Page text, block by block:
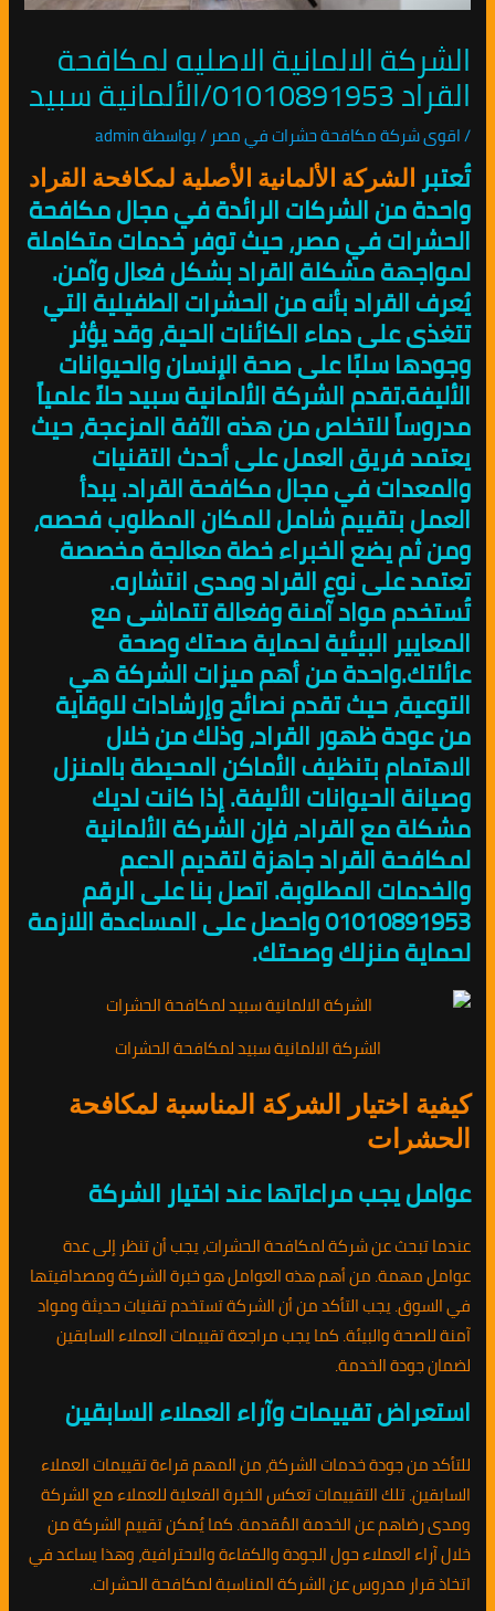
الشركة الالمانية الاصليه لمكافحة
القراد 01010891953/الألمانية سبيد
/اقوى شركة مكافحة حشرات في مصر / بواسطةadmin
تُعتبرالشركة الألمانية الأصلية لمكافحة القراد
واحدة من الشركات الرائدة في مجال مكافحة
الحشرات في مصر، حيث توفر خدمات متكاملة
لمواجهة مشكلة القراد بشكل فعال وآمن.
يُعرف القراد بأنه من الحشرات الطفيلية التي
تتغذى على دماء الكائنات الحية، وقد يؤثر
وجودها سلبًا على صحة الإنسان والحيوانات
الأليفة.تقدم الشركة الألمانية سبيد حلاً علمياً
مدروساً للتخلص من هذه الآفة المزعجة، حيث
يعتمد فريق العمل على أحدث التقنيات
والمعدات في مجال مكافحة القراد. يبدأ
العمل بتقييم شامل للمكان المطلوب فحصه،
ومن ثم يضع الخبراء خطة معالجة مخصصة
تعتمد على نوع القراد ومدى انتشاره.
تُستخدم مواد آمنة وفعالة تتماشى مع
المعايير البيئية لحماية صحتك وصحة
عائلتك.واحدة من أهم ميزات الشركة هي
التوعية، حيث تقدم نصائح وإرشادات للوقاية
من عودة ظهور القراد، وذلك من خلال
الاهتمام بتنظيف الأماكن المحيطة بالمنزل
وصيانة الحيوانات الأليفة. إذا كانت لديك
مشكلة مع القراد، فإن الشركة الألمانية
لمكافحة القراد جاهزة لتقديم الدعم
والخدمات المطلوبة. اتصل بنا على الرقم
01010891953 واحصل على المساعدة اللازمة
لحماية منزلك وصحتك.
الشركة الالمانية سبيد لمكافحة الحشرات
كيفية اختيار الشركة المناسبة لمكافحة
الحشرات
عوامل يجب مراعاتها عند اختيار الشركة
عندما تبحث عن شركة لمكافحة الحشرات، يجب أن تنظر إلى عدة
عوامل مهمة. من أهم هذه العوامل هو خبرة الشركة ومصداقيتها
في السوق. يجب التأكد من أن الشركة تستخدم تقنيات حديثة ومواد
آمنة للصحة والبيئة. كما يجب مراجعة تقييمات العملاء السابقين
لضمان جودة الخدمة.
استعراض تقييمات وآراء العملاء السابقين
للتأكد من جودة خدمات الشركة، من المهم قراءة تقييمات العملاء
السابقين. تلك التقييمات تعكس الخبرة الفعلية للعملاء مع الشركة
ومدى رضاهم عن الخدمة المُقدمة. كما يُمكن تقييم الشركة من
خلال آراء العملاء حول الجودة والكفاءة والاحترافية، وهذا يساعد في
اتخاذ قرار مدروس عن الشركة المناسبة لمكافحة الحشرات.